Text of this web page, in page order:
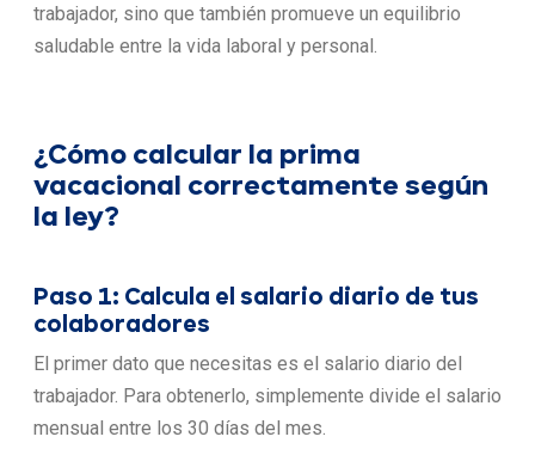
trabajador, sino que también promueve un equilibrio
saludable entre la vida laboral y personal.
¿Cómo calcular la prima
vacacional correctamente según
la ley?
Paso 1: Calcula el salario diario de tus
colaboradores
El primer dato que necesitas es el salario diario del
trabajador. Para obtenerlo, simplemente divide el salario
mensual entre los 30 días del mes.